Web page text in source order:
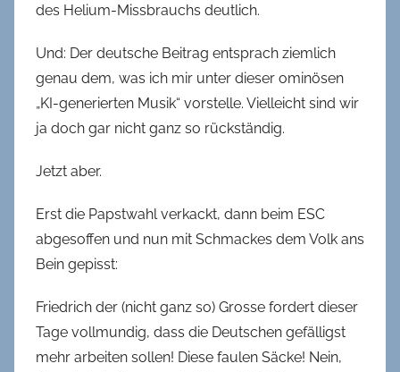
des Helium-Missbrauchs deutlich.
Und: Der deutsche Beitrag entsprach ziemlich
genau dem, was ich mir unter dieser ominösen
„KI-generierten Musik“ vorstelle. Vielleicht sind wir
ja doch gar nicht ganz so rückständig.
Jetzt aber.
Erst die Papstwahl verkackt, dann beim ESC
abgesoffen und nun mit Schmackes dem Volk ans
Bein gepisst:
Friedrich der (nicht ganz so) Grosse fordert dieser
Tage vollmundig, dass die Deutschen gefälligst
mehr arbeiten sollen! Diese faulen Säcke! Nein,